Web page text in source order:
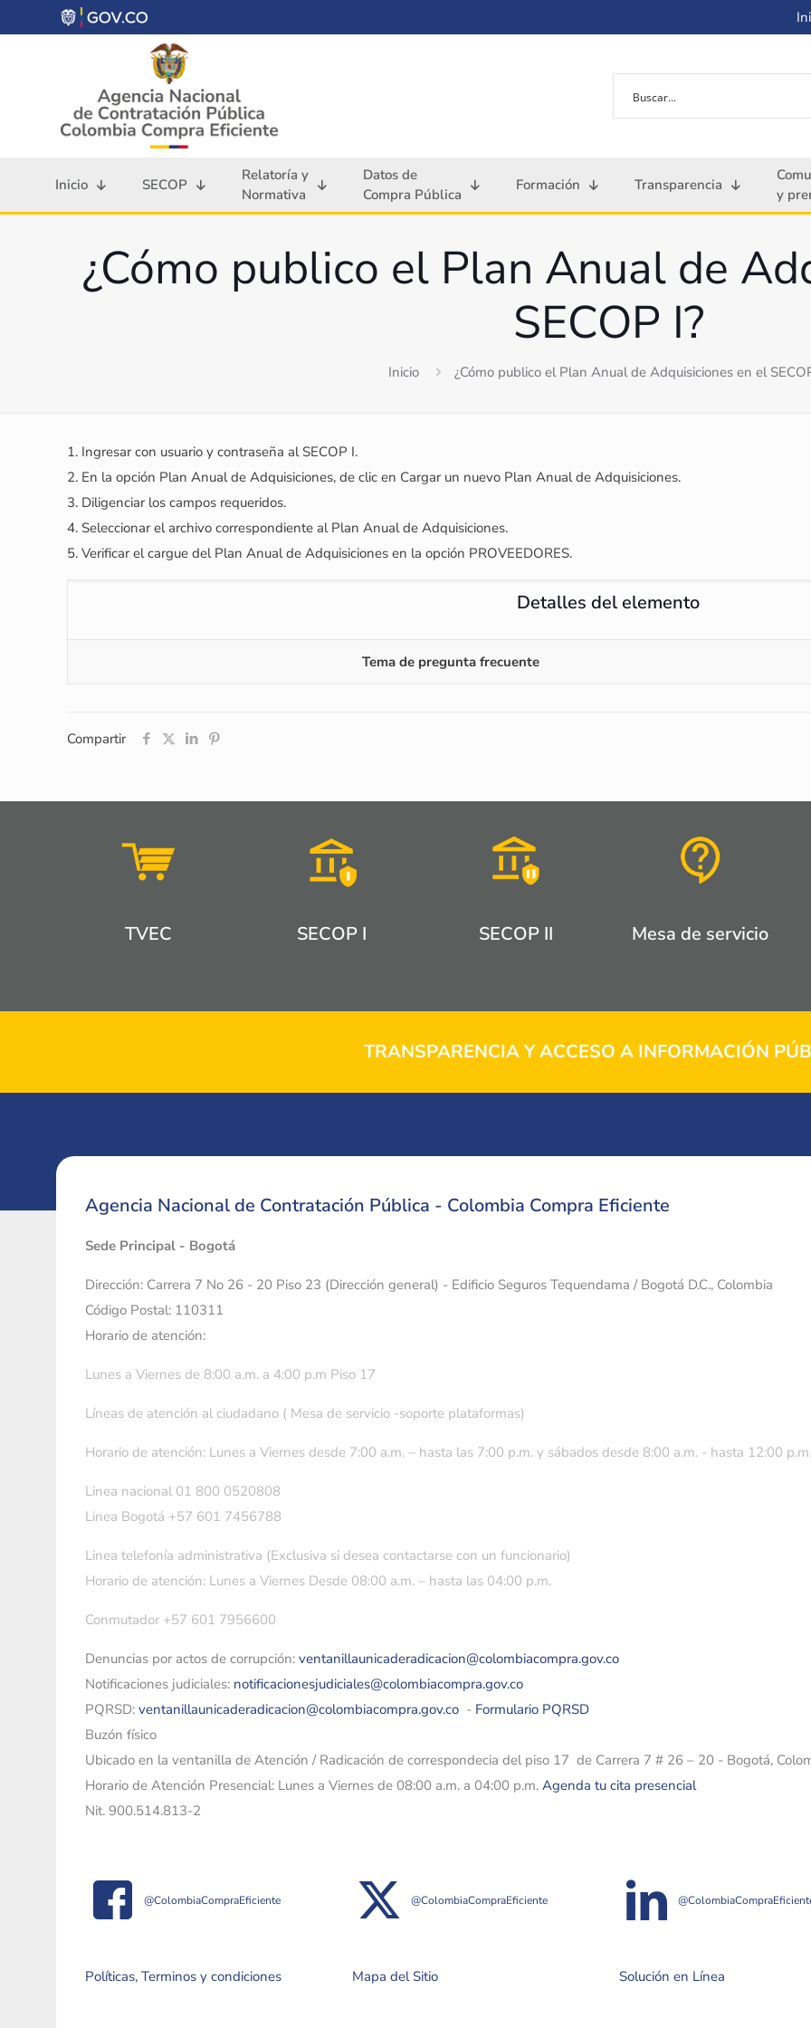
Inicio SECOP
Relatoría y
Normativa
Datos de
Compra Pública
Formación Transparencia
y
¿Cómo publico el Plan Anual de
SECOP I?
Inicio ¿Cómo publico el Plan Anual de Adquisiciones en el
1. Ingresar con usuario y contraseña al SECOP I.
2. En la opción Plan Anual de Adquisiciones, de clic en Cargar un nuevo Plan Anual de Adquisiciones.
3. Diligenciar los campos requeridos.
4. Seleccionar el archivo correspondiente al Plan Anual de Adquisiciones.
5. Verificar el cargue del Plan Anual de Adquisiciones en la opción PROVEEDORES.
Detalles del elemento
Tema de pregunta frecuente
Compartir
TVEC SECOP I SECOP II Mesa de servicio
TRANSPARENCIA Y ACCESO A INFORMACIÓN
Agencia Nacional de Contratación Pública - Colombia Compra Eficiente
Sede Principal - Bogotá
Dirección: Carrera 7 No 26 - 20 Piso 23 (Dirección general) - Edificio Seguros Tequendama / Bogotá D.C., Colombia
Código Postal: 110311
Horario de atención:
Lunes a Viernes de 8:00 a.m. a 4:00 p.m Piso 17
Líneas de atención al ciudadano ( Mesa de servicio -soporte plataformas)
Horario de atención: Lunes a Viernes desde 7:00 a.m. – hasta las 7:00 p.m. y sábados desde 8:00 a.m. - hasta 12:00 p.m.
Linea nacional 01 800 0520808
Linea Bogotá +57 601 7456788
Linea telefonía administrativa (Exclusiva si desea contactarse con un funcionario)
Horario de atención: Lunes a Viernes Desde 08:00 a.m. – hasta las 04:00 p.m.
Conmutador +57 601 7956600
Denuncias por actos de corrupción: ventanillaunicaderadicacion@colombiacompra.gov.co
Notificaciones judiciales: notificacionesjudiciales@colombiacompra.gov.co
PQRSD: ventanillaunicaderadicacion@colombiacompra.gov.co - Formulario PQRSD
Buzón físico
Ubicado en la ventanilla de Atención / Radicación de correspondecia del piso 17 de Carrera 7 # 26 – 20 - Bogotá,
Horario de Atención Presencial: Lunes a Viernes de 08:00 a.m. a 04:00 p.m. Agenda tu cita presencial
Nit. 900.514.813-2
@ColombiaCompraEficiente @ColombiaCompraEficiente
Políticas, Terminos y condiciones Mapa del Sitio Solución en Línea